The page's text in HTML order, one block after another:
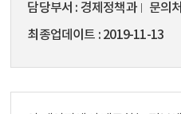
담당부서 경제정책과 문의처
최종업데이트
2019-11-13